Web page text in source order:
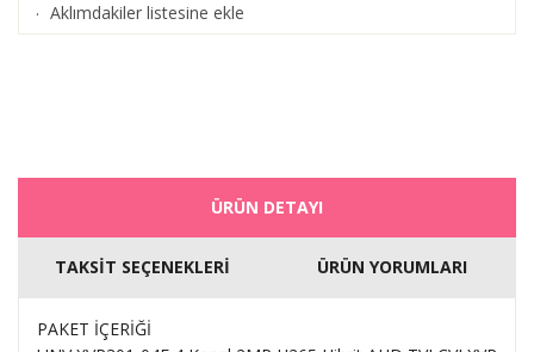
· Aklımdakiler listesine ekle
ÜRÜN DETAYI
TAKSİT SEÇENEKLERİ ÜRÜN YORUMLARI
PAKET İÇERİĞİ